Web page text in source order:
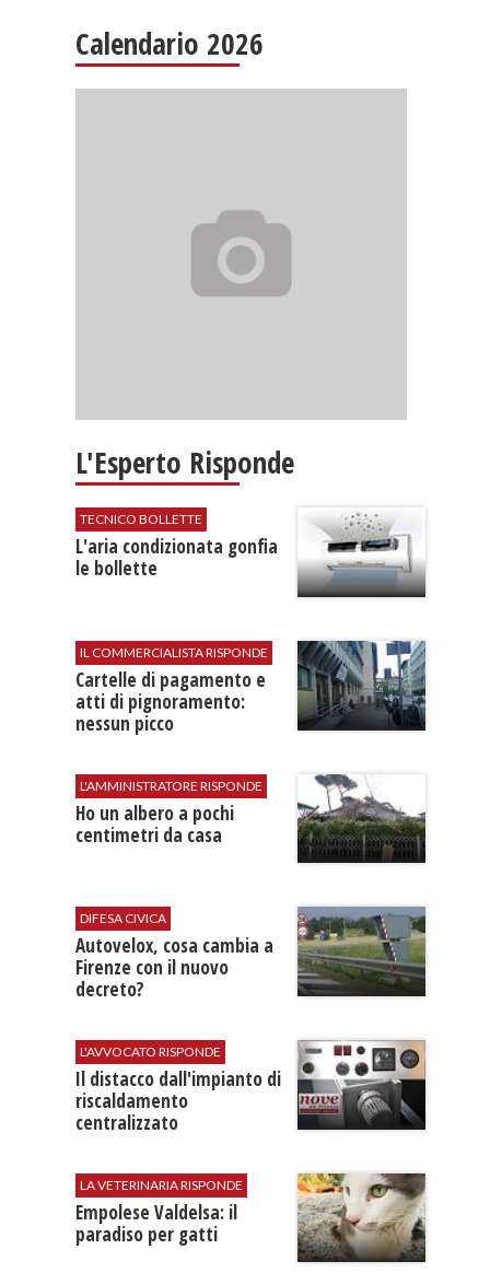
Calendario 2026
L'Esperto Risponde
TECNICO BOLLETTE
L'​aria condizionata gonfia
le bollette
IL COMMERCIALISTA RISPONDE
Cartelle di pagamento e
atti di pignoramento:
nessun picco
L'AMMINISTRATORE RISPONDE
Ho un albero a pochi
centimetri da casa
DIFESA CIVICA
Autovelox, cosa cambia a
Firenze con il nuovo
decreto?
L'AVVOCATO RISPONDE
Il distacco dall'impianto di
riscaldamento
centralizzato
LA VETERINARIA RISPONDE
Empolese Valdelsa: il
paradiso per gatti